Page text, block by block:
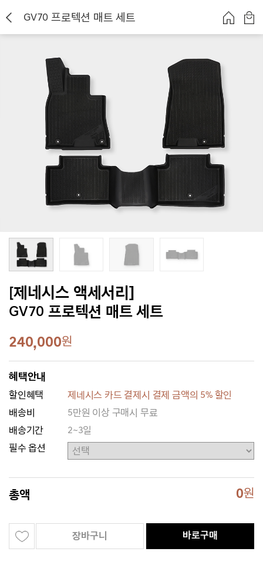
GV70 프로텍션 매트 세트
[제네시스 액세서리]
GV70 프로텍션 매트 세트
240,000원
혜택안내
할인혜택
제네시스 카드 결제시 결제 금액의 5% 할인
배송비
5만원 이상 구매시 무료
배송기간
2~3일
필수 옵션
총액 0원
장바구니 바로구매